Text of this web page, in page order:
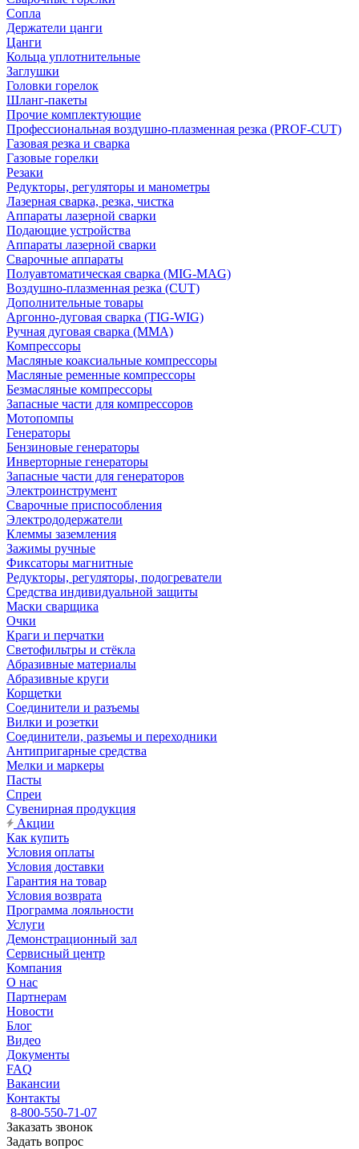
Сопла
Держатели цанги
Цанги
Кольца уплотнительные
Заглушки
Головки горелок
Шланг-пакеты
Прочие комплектующие
Профессиональная воздушно-плазменная резка (PROF-CUT)
Газовая резка и сварка
Газовые горелки
Резаки
Редукторы, регуляторы и манометры
Лазерная сварка, резка, чистка
Аппараты лазерной сварки
Подающие устройства
Аппараты лазерной сварки
Сварочные аппараты
Полуавтоматическая сварка (MIG-MAG)
Воздушно-плазменная резка (CUT)
Дополнительные товары
Аргонно-дуговая сварка (TIG-WIG)
Ручная дуговая сварка (MMA)
Компрессоры
Масляные коаксиальные компрессоры
Масляные ременные компрессоры
Безмасляные компрессоры
Запасные части для компрессоров
Мотопомпы
Генераторы
Бензиновые генераторы
Инверторные генераторы
Запасные части для генераторов
Электроинструмент
Сварочные приспособления
Электрододержатели
Клеммы заземления
Зажимы ручные
Фиксаторы магнитные
Редукторы, регуляторы, подогреватели
Средства индивидуальной защиты
Маски сварщика
Очки
Краги и перчатки
Светофильтры и стёкла
Абразивные материалы
Абразивные круги
Корщетки
Соединители и разъемы
Вилки и розетки
Соединители, разъемы и переходники
Антипригарные средства
Мелки и маркеры
Пасты
Спреи
Сувенирная продукция
Акции
Как купить
Условия оплаты
Условия доставки
Гарантия на товар
Условия возврата
Программа лояльности
Услуги
Демонстрационный зал
Сервисный центр
Компания
О нас
Партнерам
Новости
Блог
Видео
Документы
FAQ
Вакансии
Контакты
8-800-550-71-07
Заказать звонок
Задать вопрос